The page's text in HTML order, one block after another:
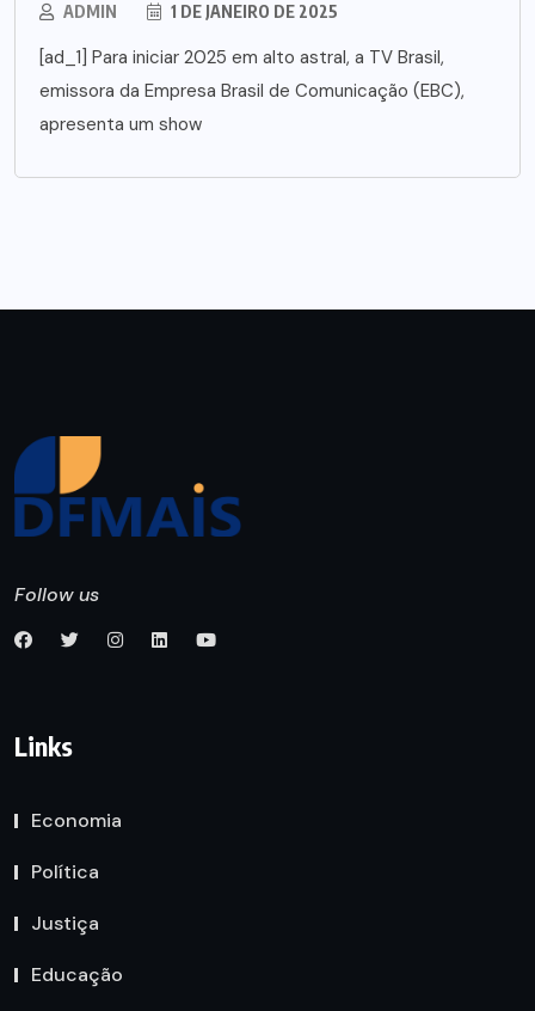
ADMIN 1 DE JANEIRO DE 2025
[ad_1] Para iniciar 2025 em alto astral, a TV Brasil,
emissora da Empresa Brasil de Comunicação (EBC),
apresenta um show
Follow us
Links
Economia
Política
Justiça
Educação